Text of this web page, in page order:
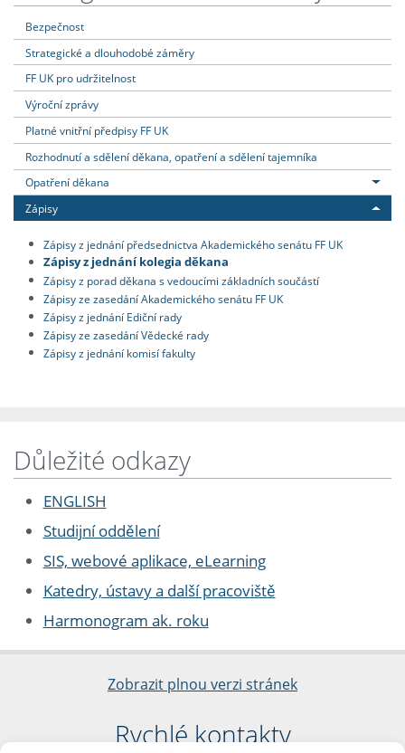
Bezpečnost
Strategické a dlouhodobé záměry
FF UK pro udržitelnost
Výroční zprávy
Platné vnitřní předpisy FF UK
Rozhodnutí a sdělení děkana, opatření a sdělení tajemníka
Opatření děkana
Zápisy
Zápisy z jednání předsednictva Akademického senátu FF UK
Zápisy z jednání kolegia děkana
Zápisy z porad děkana s vedoucími základních součástí
Zápisy ze zasedání Akademického senátu FF UK
Zápisy z jednání Ediční rady
Zápisy ze zasedání Vědecké rady
Zápisy z jednání komisí fakulty
Důležité odkazy
ENGLISH
Studijní oddělení
SIS, webové aplikace, eLearning
Katedry, ústavy a další pracoviště
Harmonogram ak. roku
Zobrazit plnou verzi stránek
Rychlé kontakty